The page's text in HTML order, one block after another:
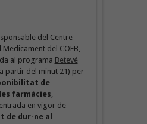
del Centre
del COFB,
al programa Betevé
partir del minut 21) per
de
farmàcies
en vigor de
dur-ne al